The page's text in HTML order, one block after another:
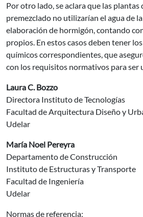
Por otro lado, se aclara que las plantas
premezclado no utilizarían el agua de
elaboración de hormigón, contando
propios. En estos casos deben tener
químicos correspondientes, que
con los requisitos normativos para ser
Laura C. Bozzo
Directora Instituto de Tecnologías
Facultad de Arquitectura Diseño y
Udelar
María Noel Pereyra
Departamento de Construcción
Instituto de Estructuras y Transporte
Facultad de Ingeniería
Udelar
Normas de referencia: